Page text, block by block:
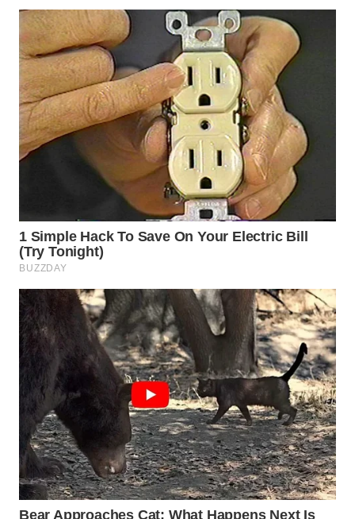
SUMEDANG
WN
CIANJUR
WN
KEPULAUAN
SERIBU
WN
BINJAI
WN
CIREBON
WN
INDRAMAYU
WN
KUNINGAN
WN
MAJALENGKA